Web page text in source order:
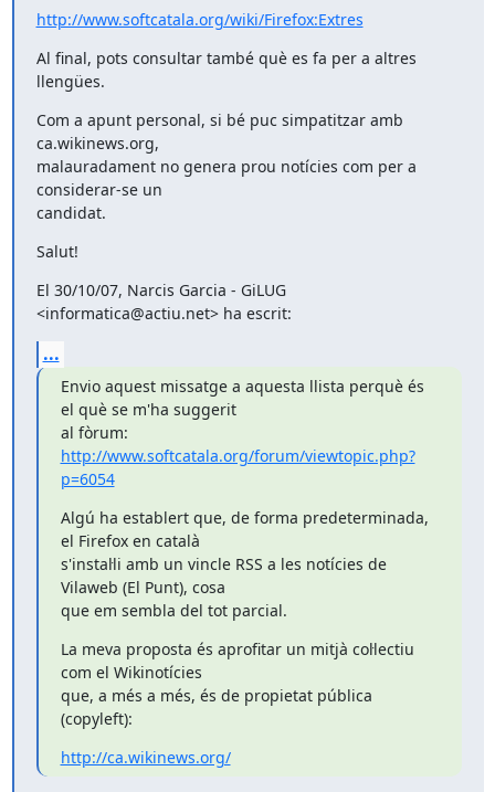
http://www.softcatala.org/wiki/Firefox:Extres
Al final, pots consultar també què es fa per a altres
llengües.
Com a apunt personal, si bé puc simpatitzar amb
ca.wikinews.org,
malauradament no genera prou notícies com per a
considerar-se un
candidat.
Salut!
El 30/10/07, Narcis Garcia - GiLUG
<informatica@actiu.net> ha escrit:
...
Envio aquest missatge a aquesta llista perquè és
el què se m'ha suggerit
http://www.softcatala.org/forum/viewtopic.php?
p=6054
Algú ha establert que, de forma predeterminada,
el Firefox en català
s'instal·li amb un vincle RSS a les notícies de
Vilaweb (El Punt), cosa
que em sembla del tot parcial.
La meva proposta és aprofitar un mitjà col·lectiu
com el Wikinotícies
que, a més a més, és de propietat pública
(copyleft):
http://ca.wikinews.org/